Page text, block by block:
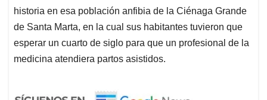
historia en esa población anfibia de la Ciénaga Grande
de Santa Marta, en la cual sus habitantes tuvieron que
esperar un cuarto de siglo para que un profesional de la
medicina atendiera partos asistidos.